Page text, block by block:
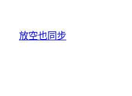
放空也同步